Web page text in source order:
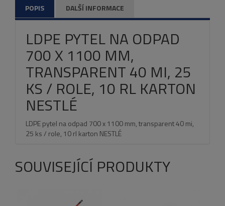
POPIS DALŠÍ INFORMACE
LDPE PYTEL NA ODPAD
700 X 1100 MM,
TRANSPARENT 40 MI, 25
KS / ROLE, 10 RL KARTON
NESTLÉ
LDPE pytel na odpad 700 x 1100 mm, transparent 40 mi,
25 ks / role, 10 rl karton NESTLÉ
SOUVISEJÍCÍ PRODUKTY